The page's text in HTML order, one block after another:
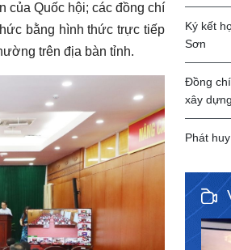
của Quốc hội; các đồng chí
bằng hình thức trực tiếp
trên địa bàn tỉnh.
Ký kết
Sơn
Đồng
xây
Phát